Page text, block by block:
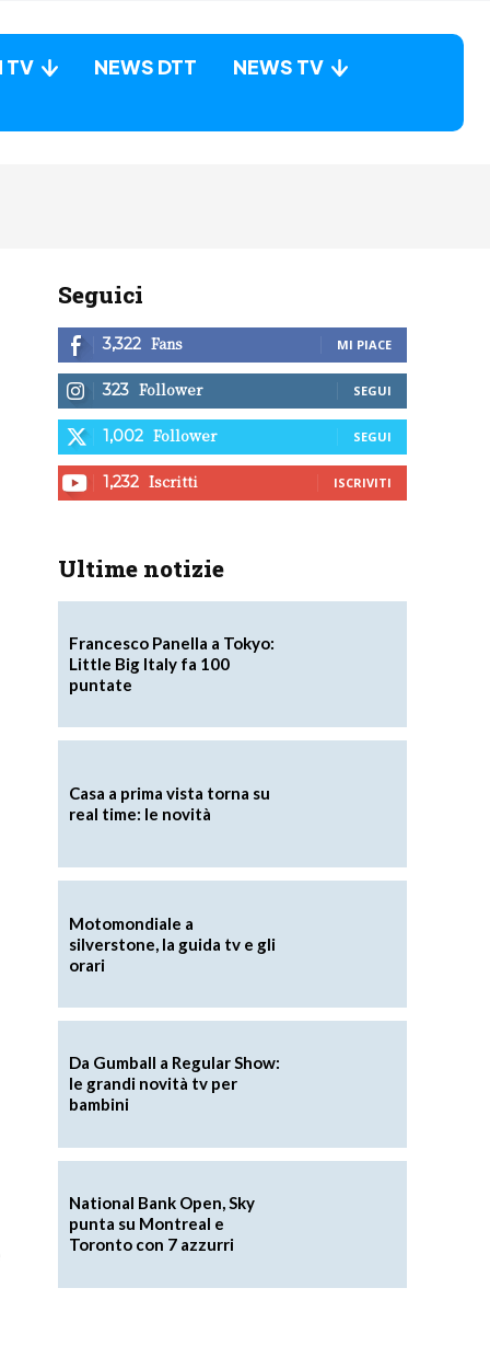
TV NEWS DTT
NEWS TV
Seguici
3,322 Fans MI PIACE
323 Follower SEGUI
1,002 Follower SEGUI
1,232 Iscritti ISCRIVITI
Ultime notizie
Francesco Panella a Tokyo:
Little Big Italy fa 100
puntate
Casa a prima vista torna su
real time: le novità
Motomondiale a
silverstone, la guida tv e gli
orari
Da Gumball a Regular Show:
le grandi novità tv per
bambini
National Bank Open, Sky
punta su Montreal e
Toronto con 7 azzurri